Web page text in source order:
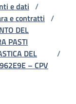
e dati /
e contratti /
DEL
PASTI
DEL
– CPV
/